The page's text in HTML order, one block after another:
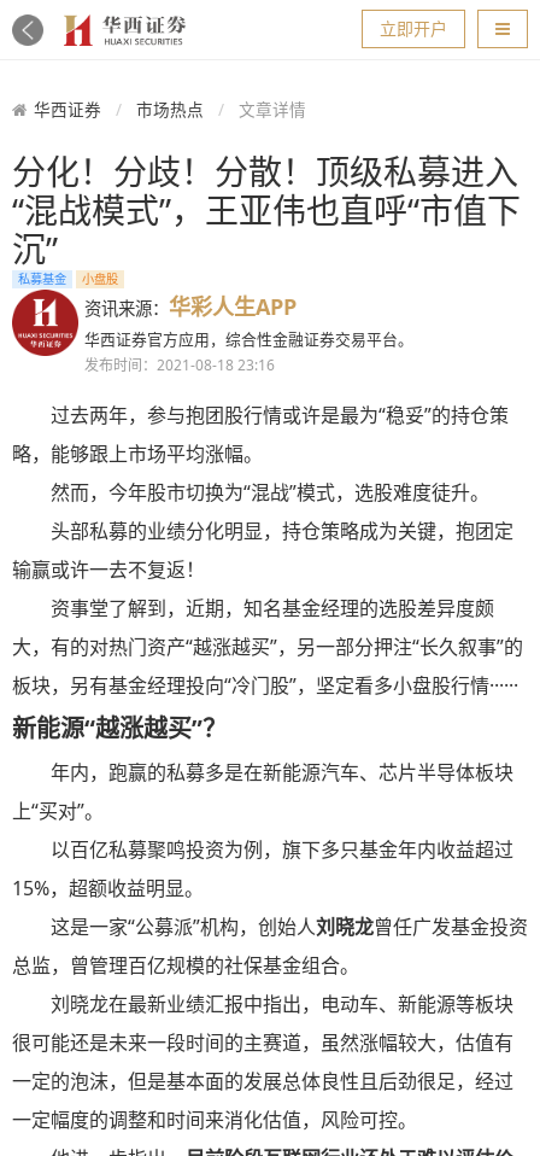
导航
立即开户
华西证券 市场热点 文章详情
分化！分歧！分散！顶级私募进入
“混战模式”，王亚伟也直呼“市值下
沉”
私募基金 小盘股
资讯来源： 华彩人生APP
华西证券官方应用，综合性金融证券交易平台。
发布时间：2021-08-18 23:16
过去两年，参与抱团股行情或许是最为“稳妥”的持仓策
略，能够跟上市场平均涨幅。
然而，今年股市切换为“混战”模式，选股难度徒升。
头部私募的业绩分化明显，持仓策略成为关键，抱团定
输赢或许一去不复返！
资事堂了解到，近期，知名基金经理的选股差异度颇
大，有的对热门资产“越涨越买”，另一部分押注“长久叙事”的
板块，另有基金经理投向“冷门股”，坚定看多小盘股行情······
新能源“越涨越买”？
年内，跑赢的私募多是在新能源汽车、芯片半导体板块
上“买对”。
以百亿私募聚鸣投资为例，旗下多只基金年内收益超过
15%，超额收益明显。
这是一家“公募派”机构，创始人刘晓龙曾任广发基金投资
总监，曾管理百亿规模的社保基金组合。
刘晓龙在最新业绩汇报中指出，电动车、新能源等板块
很可能还是未来一段时间的主赛道，虽然涨幅较大，估值有
一定的泡沫，但是基本面的发展总体良性且后劲很足，经过
一定幅度的调整和时间来消化估值，风险可控。